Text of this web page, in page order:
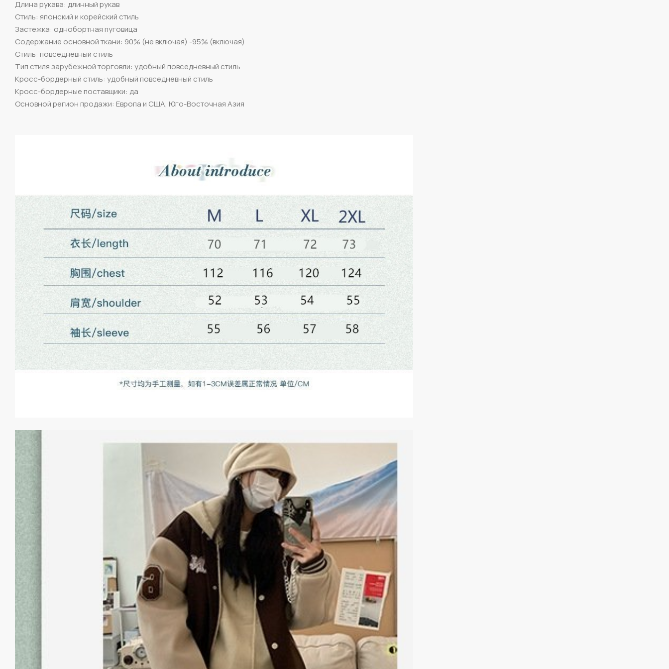
Длина рукава: длинный рукав
Стиль: японский и корейский стиль
Застежка: однобортная пуговица
Содержание основной ткани: 90% (не включая) -95% (включая)
Стиль: повседневный стиль
Тип стиля зарубежной торговли: удобный повседневный стиль
Кросс-бордерный стиль: удобный повседневный стиль
Кросс-бордерные поставщики: да
Основной регион продажи: Европа и США, Юго-Восточная Азия